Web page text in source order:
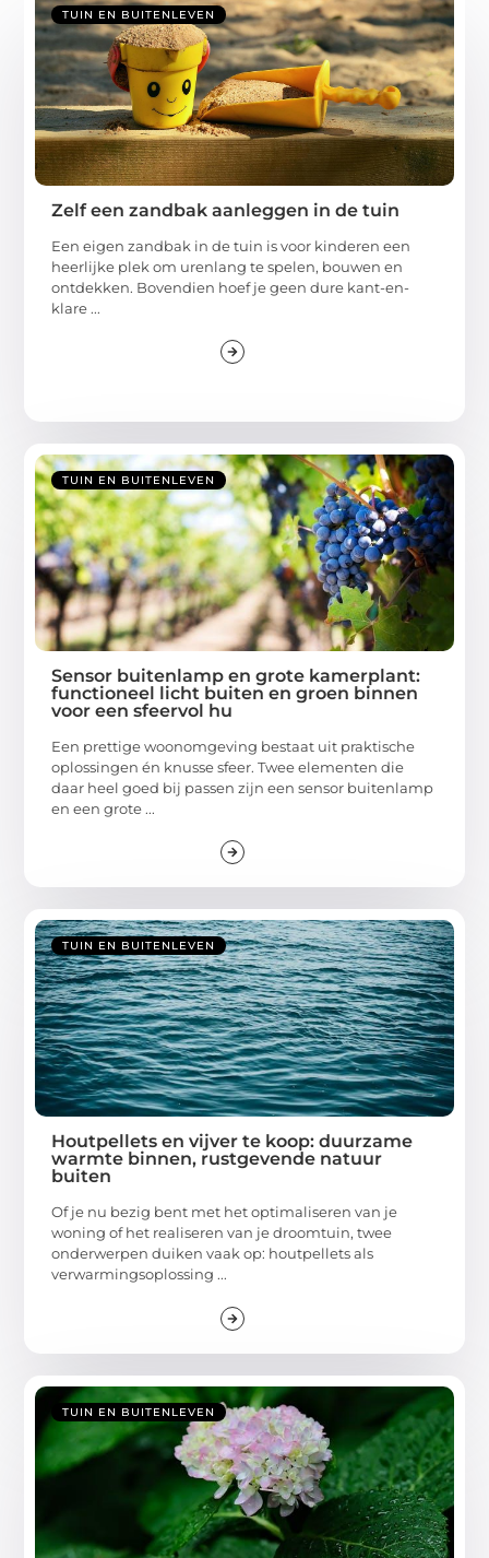
TUIN EN BUITENLEVEN
Zelf een zandbak aanleggen in de tuin
Een eigen zandbak in de tuin is voor kinderen een
heerlijke plek om urenlang te spelen, bouwen en
ontdekken. Bovendien hoef je geen dure kant-en-
klare ...
TUIN EN BUITENLEVEN
Sensor buitenlamp en grote kamerplant:
functioneel licht buiten en groen binnen
voor een sfeervol hu
Een prettige woonomgeving bestaat uit praktische
oplossingen én knusse sfeer. Twee elementen die
daar heel goed bij passen zijn een sensor buitenlamp
en een grote ...
TUIN EN BUITENLEVEN
Houtpellets en vijver te koop: duurzame
warmte binnen, rustgevende natuur
buiten
Of je nu bezig bent met het optimaliseren van je
woning of het realiseren van je droomtuin, twee
onderwerpen duiken vaak op: houtpellets als
verwarmingsoplossing ...
TUIN EN BUITENLEVEN